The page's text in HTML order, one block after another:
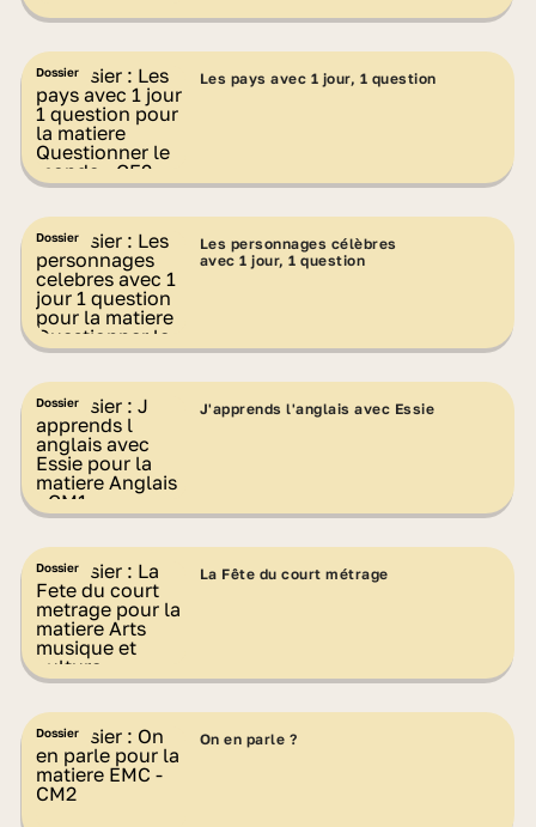
Dossier Les pays avec 1 jour, 1 question
Dossier
Les personnages célèbres
avec 1 jour, 1 question
Dossier J'apprends l'anglais avec Essie
Dossier La Fête du court métrage
Dossier On en parle ?